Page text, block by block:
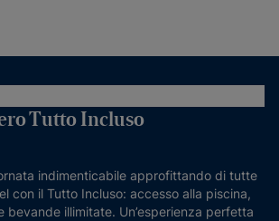
Tutto Incluso
indimenticabile approfittando di tutte
con il Tutto Incluso: accesso alla piscina,
bevande illimitate. Un’esperienza perfetta